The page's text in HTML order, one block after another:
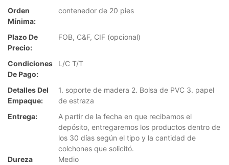
Orden
Mínima:
contenedor de 20 pies
Plazo De
Precio:
FOB, C&F, CIF (opcional)
Condiciones
De Pago:
L/C T/T
Detalles Del
Empaque:
1. soporte de madera 2. Bolsa de PVC 3. papel
de estraza
Entrega:
A partir de la fecha en que recibamos el
depósito, entregaremos los productos dentro de
los 30 días según el tipo y la cantidad de
colchones que solicitó.
Dureza
Medio